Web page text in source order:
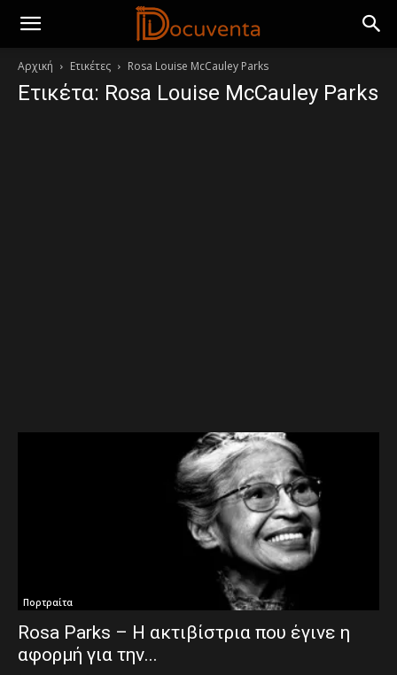
Αρχική Ετικέτες Rosa Louise McCauley Parks
Ετικέτα: Rosa Louise McCauley Parks
Πορτραίτα
Rosa Parks – Η ακτιβίστρια που έγινε η
αφορμή για την...